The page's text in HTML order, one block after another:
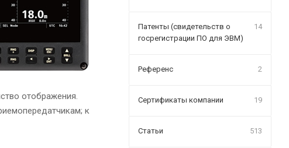
отображения.
к
Патенты (свидетельств о
госрегистрации ПО для ЭВМ)
14
Референс 2
Сертификаты компании 19
Статьи 513